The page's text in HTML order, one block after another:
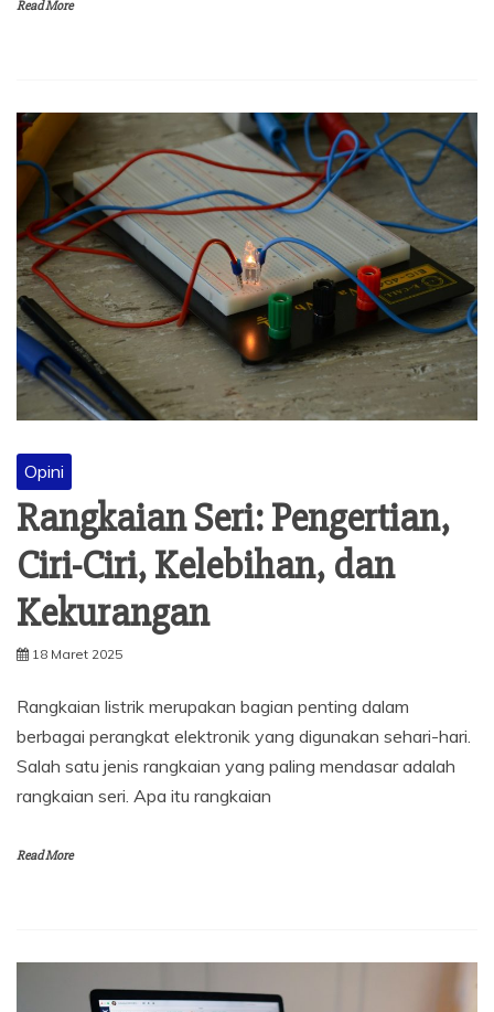
Read More
Opini
Rangkaian Seri: Pengertian,
Ciri-Ciri, Kelebihan, dan
Kekurangan
18 Maret 2025
Rangkaian listrik merupakan bagian penting dalam
berbagai perangkat elektronik yang digunakan sehari-hari.
Salah satu jenis rangkaian yang paling mendasar adalah
rangkaian seri. Apa itu rangkaian
Read More